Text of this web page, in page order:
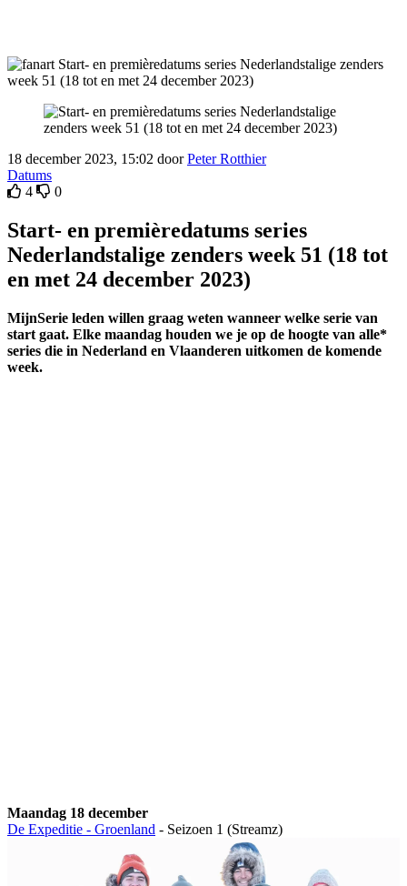
18 december 2023, 15:02 doorPeter Rotthier
Datums
4
0
Start- en premièredatums series
Nederlandstalige zenders week 51 (18 tot
en met 24 december 2023)
MijnSerie leden willen graag weten wanneer welke serie van
start gaat. Elke maandag houden we je op de hoogte van alle*
series die in Nederland en Vlaanderen uitkomen de komende
week.
Maandag 18 december
De Expeditie - Groenland - Seizoen 1 (Streamz)